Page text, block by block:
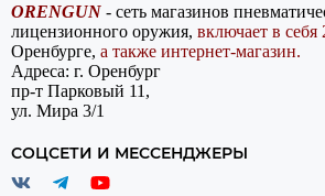
ORENGUN - сеть магазинов
лицензионного оружия, включает в себя
Оренбурге, а также интернет-магазин.
Адреса: г. Оренбург
пр-т Парковый 11,
ул. Мира 3/1
СОЦСЕТИ И МЕССЕНДЖЕРЫ